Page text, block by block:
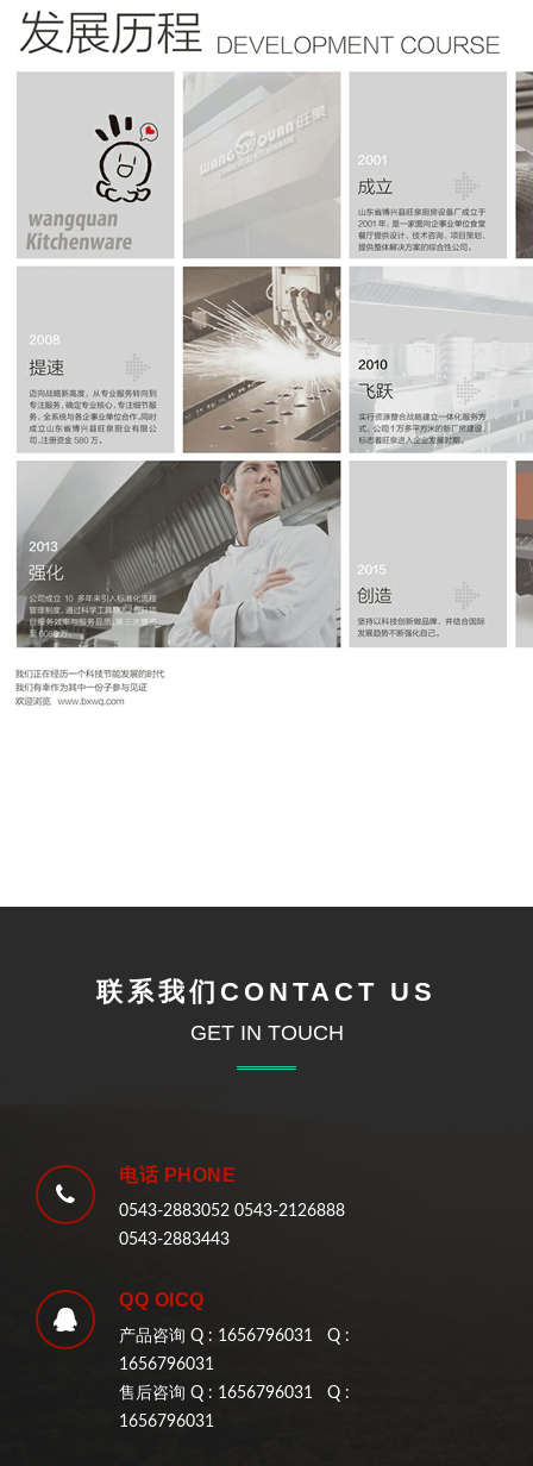
联系我们CONTACT US
GET IN TOUCH
电话 PHONE
0543-2883052 0543-2126888
0543-2883443
QQ OICQ
产品咨询 Q : 1656796031 Q :
1656796031
售后咨询 Q : 1656796031 Q :
1656796031